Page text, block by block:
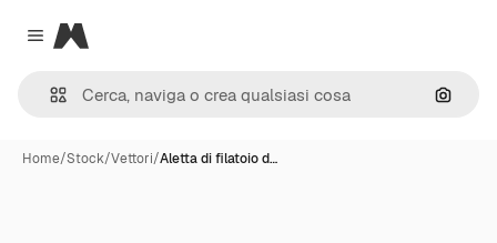
Close menu
Magnific
Cerca
Home/Stock/Vettori/Aletta di filatoio d…